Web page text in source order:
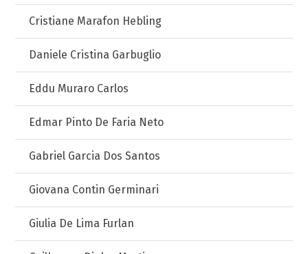
Cristiane Marafon Hebling
Daniele Cristina Garbuglio
Eddu Muraro Carlos
Edmar Pinto De Faria Neto
Gabriel Garcia Dos Santos
Giovana Contin Germinari
Giulia De Lima Furlan